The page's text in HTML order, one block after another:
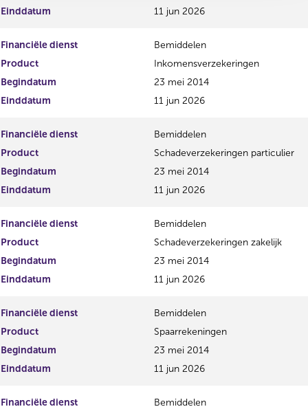
Einddatum
11 jun 2026
Financiële dienst
Bemiddelen
Product
Inkomensverzekeringen
Begindatum
23 mei 2014
Einddatum
11 jun 2026
Financiële dienst
Bemiddelen
Product
Schadeverzekeringen particulier
Begindatum
23 mei 2014
Einddatum
11 jun 2026
Financiële dienst
Bemiddelen
Product
Schadeverzekeringen zakelijk
Begindatum
23 mei 2014
Einddatum
11 jun 2026
Financiële dienst
Bemiddelen
Product
Spaarrekeningen
Begindatum
23 mei 2014
Einddatum
11 jun 2026
Financiële dienst
Bemiddelen